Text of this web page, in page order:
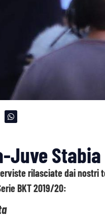
Juve Stabia
rilasciate dai nostri
BKT 2019/20: